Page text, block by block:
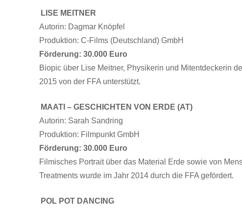
LISE MEITNER
Autorin: Dagmar Knöpfel
Produktion: C-Films (Deutschland) GmbH
Förderung: 30.000 Euro
Biopic über Lise Meitner, Physikerin und Mitentdeckerin
2015 von der FFA unterstützt.
MAATI – GESCHICHTEN VON ERDE (AT)
Autorin: Sarah Sandring
Produktion: Filmpunkt GmbH
Förderung: 30.000 Euro
Filmisches Portrait über das Material Erde sowie von
Treatments wurde im Jahr 2014 durch die FFA gefördert.
POL POT DANCING